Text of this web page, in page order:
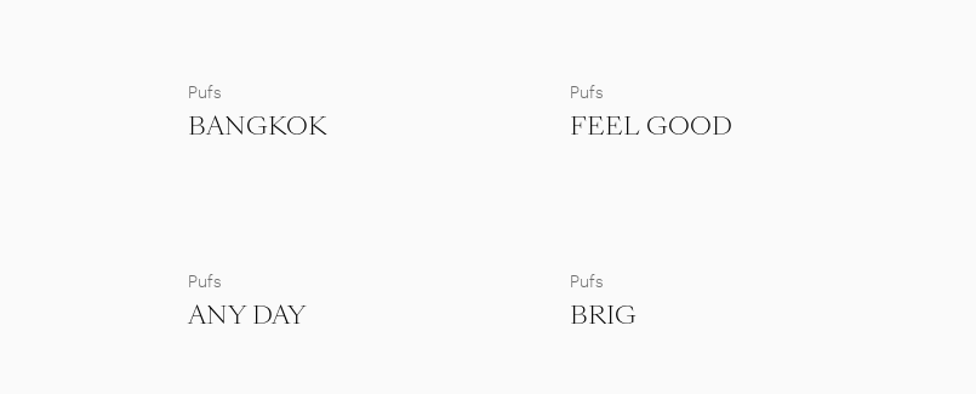
Pufs
BANGKOK
Pufs
FEEL GOOD
Pufs
ANY DAY
Pufs
BRIG